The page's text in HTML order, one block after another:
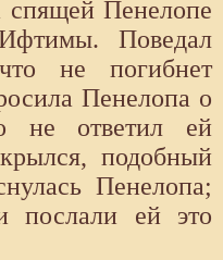
спящей Пенелопе
Поведал
не погибнет
Пенелопа о
не ответил ей
подобный
Пенелопа;
послали ей это